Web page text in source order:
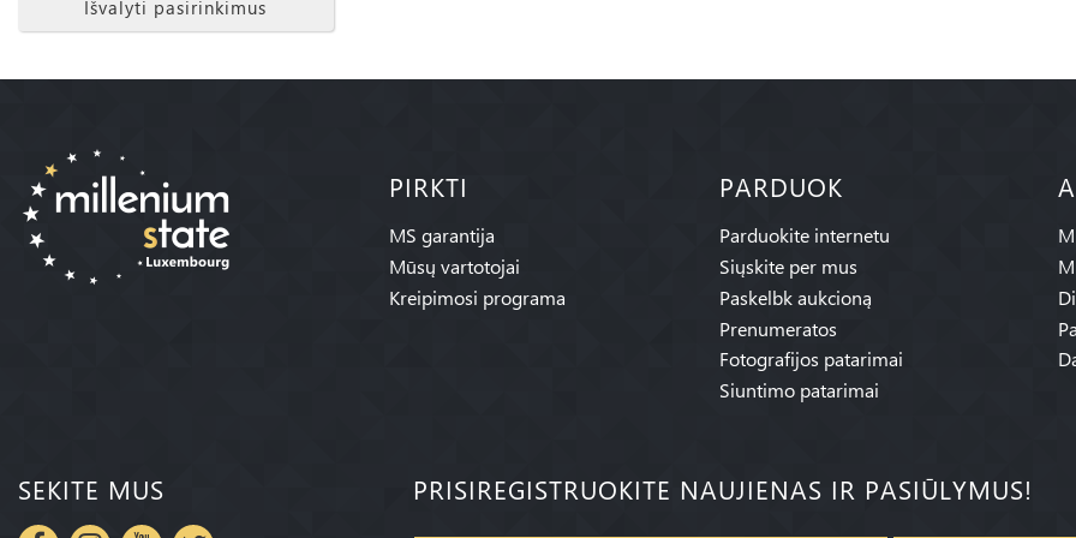
Išvalyti pasirinkimus
PIRKTI
MS garantija
Mūsų vartotojai
Kreipimosi programa
PARDUOK
Parduokite internetu
Siųskite per mus
Paskelbk aukcioną
Prenumeratos
Fotografijos patarimai
Siuntimo patarimai
SEKITE MUS PRISIREGISTRUOKITE NAUJIENAS IR PASIŪLYMUS!